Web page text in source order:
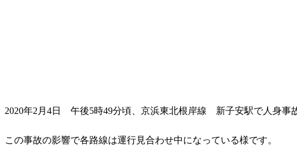
2020年2月4日 午後5時49分頃、京浜東北根岸線 新子安駅で人身事
この事故の影響で各路線は運行見合わせ中になっている様です。